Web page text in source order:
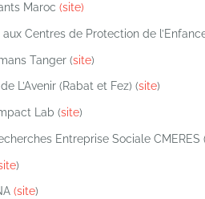
Maroc (site)
Centres de Protection de
Tanger (site)
L’Avenir (Rabat et Fez) (site)
Lab (site)
Entreprise Sociale CMERES (
)
(site)